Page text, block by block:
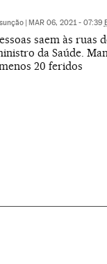
| MAR 06, 2021 - 07:39
saem às ruas
da Saúde.
20 feridos